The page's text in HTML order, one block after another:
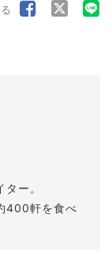
ー。
400軒を食べ